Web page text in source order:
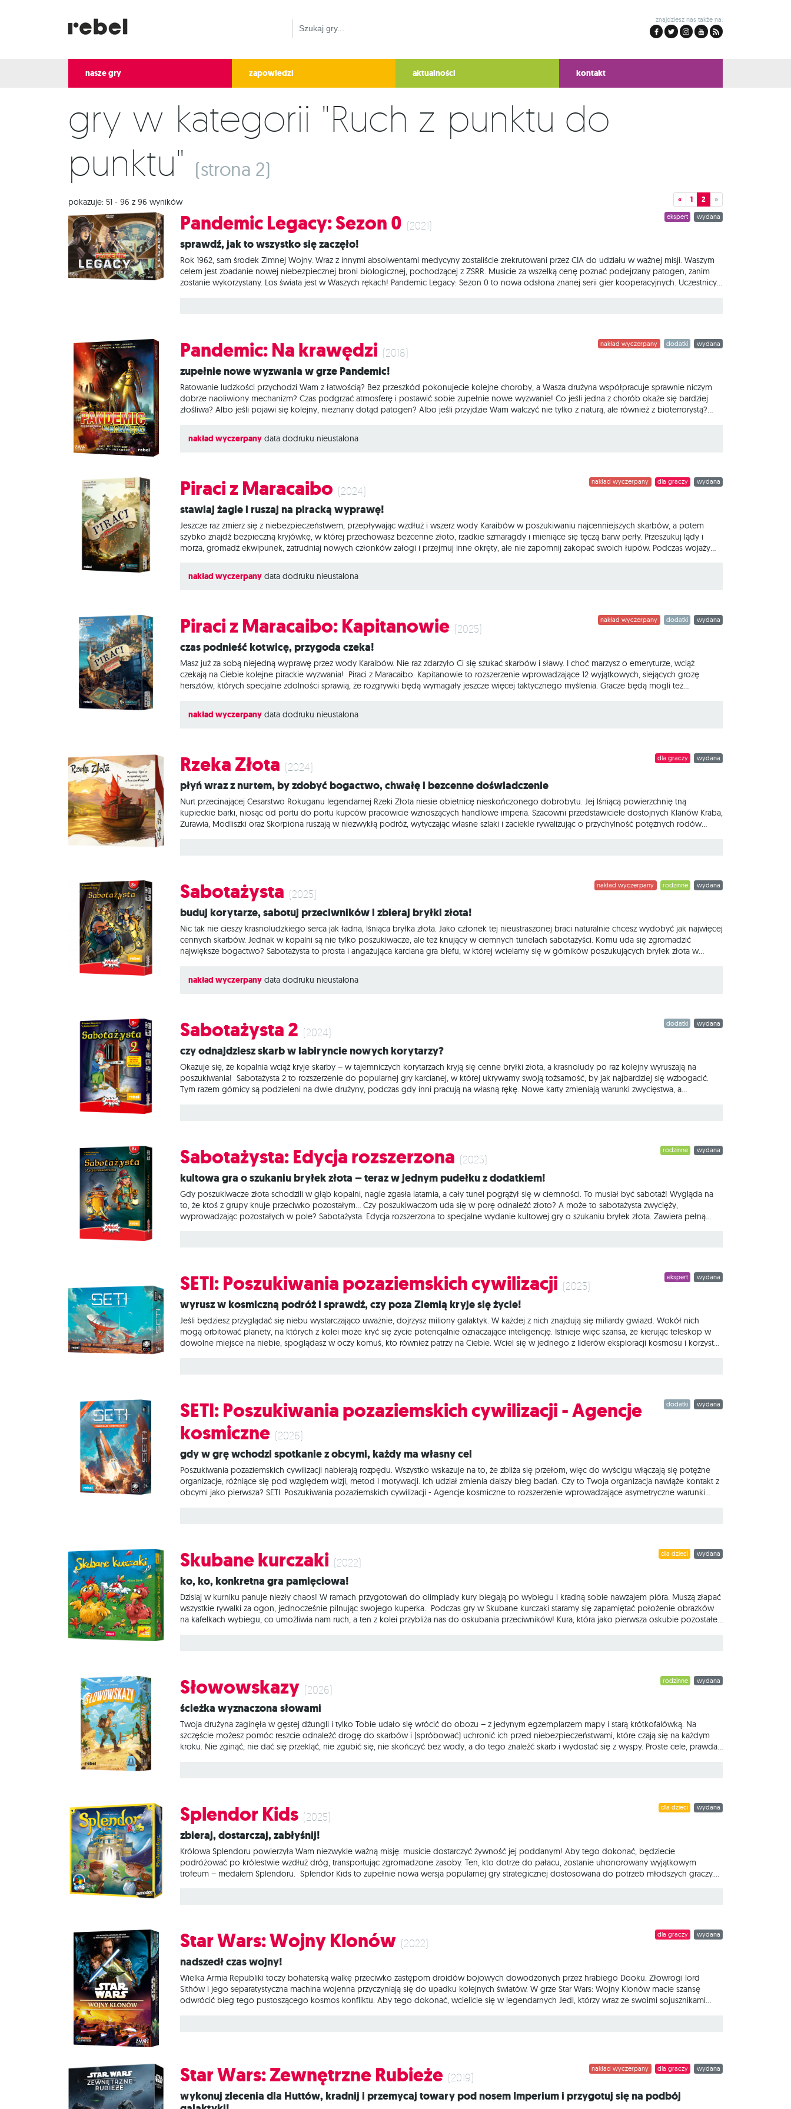
znajdziesz nas także na:
nasze gry zapowiedzi aktualności kontakt
Gry w kategorii "Ruch z punktu do
punktu" (strona 2)
pokazuje: 51 - 96 z 96 wyników « 1 2 »
wydana
ekspert
Pandemic Legacy: Sezon 0 (2021)
Sprawdź, jak to wszystko się zaczęło!
Rok 1962, sam środek Zimnej Wojny. Wraz z innymi absolwentami medycyny zostaliście zrekrutowani przez CIA do udziału w ważnej misji. Waszym
celem jest zbadanie nowej niebezpiecznej broni biologicznej, pochodzącej z ZSRR. Musicie za wszelką cenę poznać podejrzany patogen, zanim
zostanie wykorzystany. Los świata jest w Waszych rękach! Pandemic Legacy: Sezon 0 to nowa odsłona znanej serii gier kooperacyjnych. Uczestnicy
wydana
dodatki
nakład wyczerpany
Pandemic: Na krawędzi (2018)
Zupełnie nowe wyzwania w grze Pandemic!
Ratowanie ludzkości przychodzi Wam z łatwością? Bez przeszkód pokonujecie kolejne choroby, a Wasza drużyna współpracuje sprawnie niczym
dobrze naoliwiony mechanizm? Czas podgrzać atmosferę i postawić sobie zupełnie nowe wyzwanie! Co jeśli jedna z chorób okaże się bardziej
złośliwa? Albo jeśli pojawi się kolejny, nieznany dotąd patogen? Albo jeśli przyjdzie Wam walczyć nie tylko z naturą, ale również z bioterrorystą?
nakład wyczerpany data dodruku nieustalona
wydana
dla graczy
nakład wyczerpany
Piraci z Maracaibo (2024)
Stawiaj żagle i ruszaj na piracką wyprawę!
Jeszcze raz zmierz się z niebezpieczeństwem, przepływając wzdłuż i wszerz wody Karaibów w poszukiwaniu najcenniejszych skarbów, a potem
szybko znajdź bezpieczną kryjówkę, w której przechowasz bezcenne złoto, rzadkie szmaragdy i mieniące się tęczą barw perły. Przeszukuj lądy i
morza, gromadź ekwipunek, zatrudniaj nowych członków załogi i przejmuj inne okręty, ale nie zapomnij zakopać swoich łupów. Podczas wojaży
nakład wyczerpany data dodruku nieustalona
wydana
dodatki
nakład wyczerpany
Piraci z Maracaibo: Kapitanowie (2025)
Czas podnieść kotwicę, przygoda czeka!
Masz już za sobą niejedną wyprawę przez wody Karaibów. Nie raz zdarzyło Ci się szukać skarbów i sławy. I choć marzysz o emeryturze, wciąż
czekają na Ciebie kolejne pirackie wyzwania! Piraci z Maracaibo: Kapitanowie to rozszerzenie wprowadzające 12 wyjątkowych, siejących grozę
hersztów, których specjalne zdolności sprawią, że rozgrywki będą wymagały jeszcze więcej taktycznego myślenia. Gracze będą mogli też
nakład wyczerpany data dodruku nieustalona
wydana
dla graczy
Rzeka Złota (2024)
Płyń wraz z nurtem, by zdobyć bogactwo, chwałę i bezcenne doświadczenie
Nurt przecinającej Cesarstwo Rokuganu legendarnej Rzeki Złota niesie obietnicę nieskończonego dobrobytu. Jej lśniącą powierzchnię tną
kupieckie barki, niosąc od portu do portu kupców pracowicie wznoszących handlowe imperia. Szacowni przedstawiciele dostojnych Klanów Kraba,
Żurawia, Modliszki oraz Skorpiona ruszają w niezwykłą podróż, wytyczając własne szlaki i zaciekle rywalizując o przychylność potężnych rodów
wydana
rodzinne
nakład wyczerpany
Sabotażysta (2025)
Buduj korytarze, sabotuj przeciwników i zbieraj bryłki złota!
Nic tak nie cieszy krasnoludzkiego serca jak ładna, lśniąca bryłka złota. Jako członek tej nieustraszonej braci naturalnie chcesz wydobyć jak najwięcej
cennych skarbów. Jednak w kopalni są nie tylko poszukiwacze, ale też knujący w ciemnych tunelach sabotażyści. Komu uda się zgromadzić
największe bogactwo? Sabotażysta to prosta i angażująca karciana gra blefu, w której wcielamy się w górników poszukujących bryłek złota w
nakład wyczerpany data dodruku nieustalona
wydana
dodatki
Sabotażysta 2 (2024)
Czy odnajdziesz skarb w labiryncie nowych korytarzy?
Okazuje się, że kopalnia wciąż kryje skarby – w tajemniczych korytarzach kryją się cenne bryłki złota, a krasnoludy po raz kolejny wyruszają na
poszukiwania! Sabotażysta 2 to rozszerzenie do popularnej gry karcianej, w której ukrywamy swoją tożsamość, by jak najbardziej się wzbogacić.
Tym razem górnicy są podzieleni na dwie drużyny, podczas gdy inni pracują na własną rękę. Nowe karty zmieniają warunki zwycięstwa, a
wydana
rodzinne
Sabotażysta: Edycja rozszerzona (2025)
Kultowa gra o szukaniu bryłek złota – teraz w jednym pudełku z dodatkiem!
Gdy poszukiwacze złota schodzili w głąb kopalni, nagle zgasła latarnia, a cały tunel pogrążył się w ciemności. To musiał być sabotaż! Wygląda na
to, że ktoś z grupy knuje przeciwko pozostałym… Czy poszukiwaczom uda się w porę odnaleźć złoto? A może to sabotażysta zwycięży,
wyprowadzając pozostałych w pole? Sabotażysta: Edycja rozszerzona to specjalne wydanie kultowej gry o szukaniu bryłek złota. Zawiera pełną
wydana
ekspert
SETI: Poszukiwania pozaziemskich cywilizacji (2025)
Wyrusz w kosmiczną podróż i sprawdź, czy poza Ziemią kryje się życie!
Jeśli będziesz przyglądać się niebu wystarczająco uważnie, dojrzysz miliony galaktyk. W każdej z nich znajdują się miliardy gwiazd. Wokół nich
mogą orbitować planety, na których z kolei może kryć się życie potencjalnie oznaczające inteligencję. Istnieje więc szansa, że kierując teleskop w
dowolne miejsce na niebie, spoglądasz w oczy komuś, kto również patrzy na Ciebie. Wciel się w jednego z liderów eksploracji kosmosu i korzystaj
wydana
dodatki
SETI: Poszukiwania pozaziemskich cywilizacji - Agencje
kosmiczne (2026)
Gdy w grę wchodzi spotkanie z obcymi, każdy ma własny cel
Poszukiwania pozaziemskich cywilizacji nabierają rozpędu. Wszystko wskazuje na to, że zbliża się przełom, więc do wyścigu włączają się potężne
organizacje, różniące się pod względem wizji, metod i motywacji. Ich udział zmienia dalszy bieg badań. Czy to Twoja organizacja nawiąże kontakt z
obcymi jako pierwsza? SETI: Poszukiwania pozaziemskich cywilizacji - Agencje kosmiczne to rozszerzenie wprowadzające asymetryczne warunki
wydana
dla dzieci
Skubane kurczaki (2022)
Ko, ko, konkretna gra pamięciowa!
Dzisiaj w kurniku panuje niezły chaos! W ramach przygotowań do olimpiady kury biegają po wybiegu i kradną sobie nawzajem pióra. Muszą złapać
wszystkie rywalki za ogon, jednocześnie pilnując swojego kuperka. Podczas gry w Skubane kurczaki staramy się zapamiętać położenie obrazków
na kafelkach wybiegu, co umożliwia nam ruch, a ten z kolei przybliża nas do oskubania przeciwników! Kura, która jako pierwsza oskubie pozostałe,
wydana
rodzinne
Słowowskazy (2026)
Ścieżka wyznaczona słowami
Twoja drużyna zaginęła w gęstej dżungli i tylko Tobie udało się wrócić do obozu – z jedynym egzemplarzem mapy i starą krótkofalówką. Na
szczęście możesz pomóc reszcie odnaleźć drogę do skarbów i (spróbować) uchronić ich przed niebezpieczeństwami, które czają się na każdym
kroku. Nie zginąć, nie dać się przekląć, nie zgubić się, nie skończyć bez wody, a do tego znaleźć skarb i wydostać się z wyspy. Proste cele, prawda?
wydana
dla dzieci
Splendor Kids (2025)
Zbieraj, dostarczaj, zabłyśnij!
Królowa Splendoru powierzyła Wam niezwykle ważną misję: musicie dostarczyć żywność jej poddanym! Aby tego dokonać, będziecie
podróżować po królestwie wzdłuż dróg, transportując zgromadzone zasoby. Ten, kto dotrze do pałacu, zostanie uhonorowany wyjątkowym
trofeum – medalem Splendoru. Splendor Kids to zupełnie nowa wersja popularnej gry strategicznej dostosowana do potrzeb młodszych graczy.
wydana
dla graczy
Star Wars: Wojny Klonów (2022)
Nadszedł czas wojny!
Wielka Armia Republiki toczy bohaterską walkę przeciwko zastępom droidów bojowych dowodzonych przez hrabiego Dooku. Złowrogi lord
Sithów i jego separatystyczna machina wojenna przyczyniają się do upadku kolejnych światów. W grze Star Wars: Wojny Klonów macie szansę
odwrócić bieg tego pustoszącego kosmos konfliktu. Aby tego dokonać, wcielicie się w legendarnych Jedi, którzy wraz ze swoimi sojusznikami
wydana
dla graczy
nakład wyczerpany
Star Wars: Zewnętrzne Rubieże (2019)
Wykonuj zlecenia dla Huttów, kradnij i przemycaj towary pod nosem Imperium i przygotuj się na podbój